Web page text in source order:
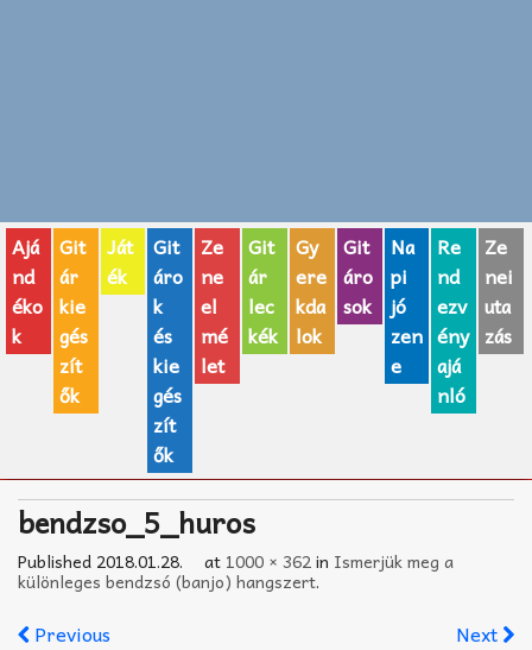
AJÁNDÉK ÖTLETEK
Vicces
GITÁR MÁRKÁK
TOP100 nóta
Zeneiskolák
Zeneszerzés alapjai
Akkord-kotta
Ajá
nd
éko
k
Git
ár
kie
gés
zít
ők
Ját
ék
Git
áro
k
és
kie
gés
zít
ők
Ze
ne
el
mé
let
Git
ár
lec
kék
Gy
ere
kda
lok
Git
áro
sok
Na
pi
jó
zen
e
Re
nd
ezv
ény
ajá
nló
Ze
nei
uta
zás
bendzso_5_huros
Published 2018.01.28. at 1000 × 362in Ismerjük meg a
különleges bendzsó (banjo) hangszert.
Previous Next